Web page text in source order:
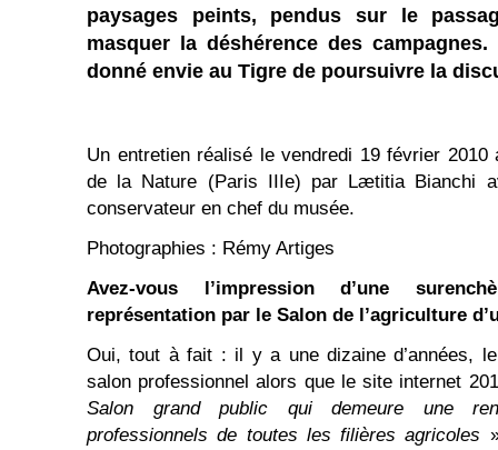
paysages peints, pendus sur le
masquer la déshérence des
donné envie au Tigre de poursuivre la
Un entretien réalisé le vendredi 19 février
de la Nature (Paris IIIe) par Lætitia Bianchi
conservateur en chef du musée.
Photographies : Rémy Artiges
Avez-vous l’impression d’une
représentation par le Salon de l’agriculture
Oui, tout à fait : il y a une dizaine d’années,
salon professionnel alors que le site internet
Salon grand public qui demeure une
professionnels de toutes les filières agricoles